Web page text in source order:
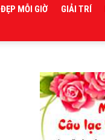
ĐẸP MỖI GIỜ GIẢI TRÍ